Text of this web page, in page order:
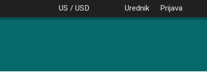
Prijava
Urednik
US / USD